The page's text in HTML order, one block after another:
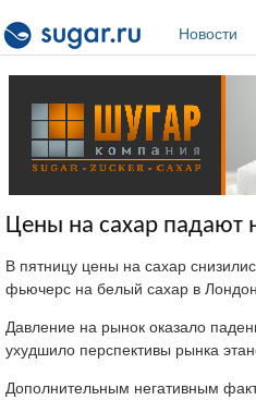
Новости
Цены на сахар падают
В пятницу цены на сахар
фьючерс на белый сахар в
Давление на рынок оказало
ухудшило перспективы рынка
Дополнительным негативным